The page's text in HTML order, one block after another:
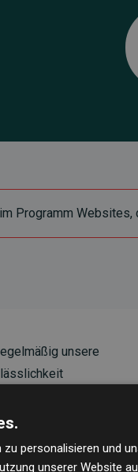
Programm
unsere
im
der teilnehmenden
personalisieren und
unserer Website